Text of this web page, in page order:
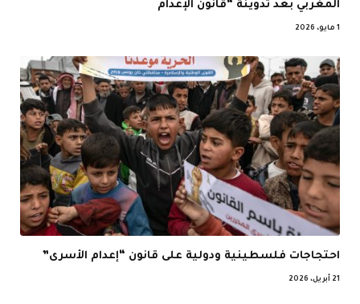
المغربي بعد تدوينة “قانون الإعدام
1 مايو، 2026
احتجاجات فلسطينية ودولية على قانون “إعدام الأسرى”
21 أبريل، 2026